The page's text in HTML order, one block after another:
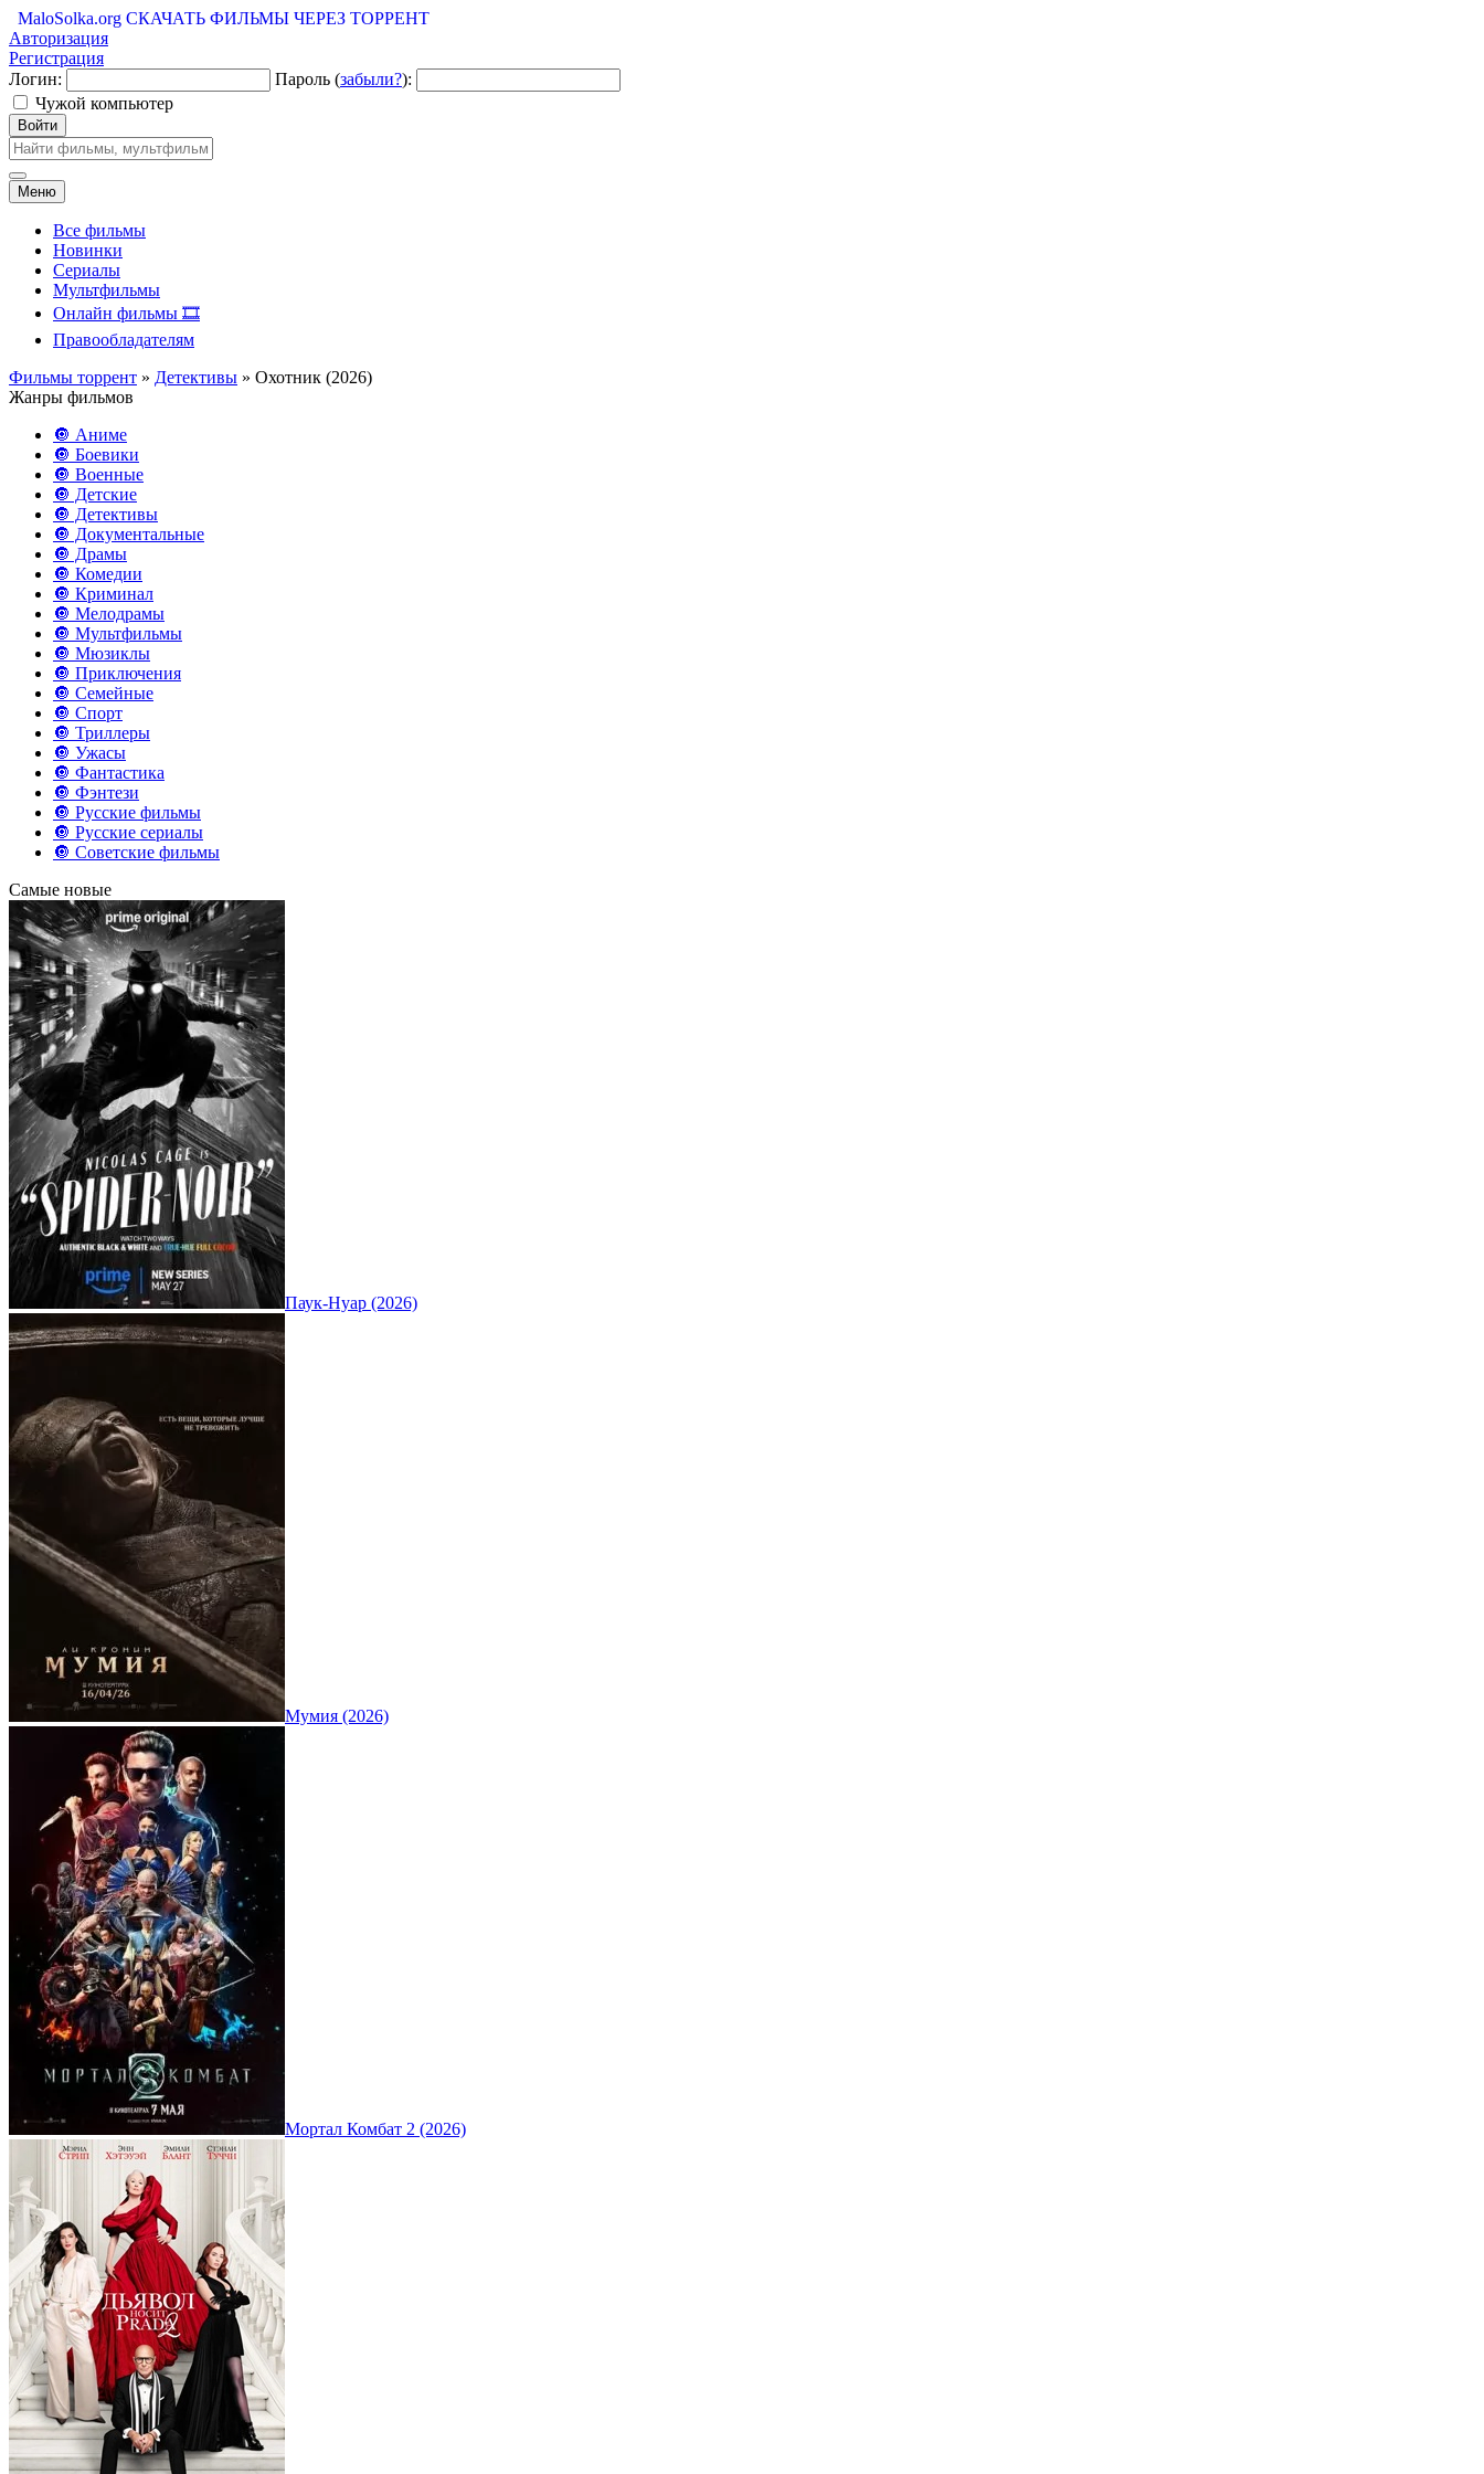
MaloSolka.org СКАЧАТЬ ФИЛЬМЫ ЧЕРЕЗ ТОРРЕНТ
Авторизация
Регистрация
Логин:
Пароль (забыли?):
Чужой компьютер
Войти
Меню
Все фильмы
Новинки
Сериалы
Мультфильмы
Онлайн фильмы 🎞️
Правообладателям
Фильмы торрент » Детективы » Охотник (2026)
Жанры фильмов
🔘 Аниме
🔘 Боевики
🔘 Военные
🔘 Детские
🔘 Детективы
🔘 Документальные
🔘 Драмы
🔘 Комедии
🔘 Криминал
🔘 Мелодрамы
🔘 Мультфильмы
🔘 Мюзиклы
🔘 Приключения
🔘 Семейные
🔘 Спорт
🔘 Триллеры
🔘 Ужасы
🔘 Фантастика
🔘 Фэнтези
🔘 Русские фильмы
🔘 Русские сериалы
🔘 Советские фильмы
Самые новые
Паук-Нуар (2026)
Мумия (2026)
Мортал Комбат 2 (2026)